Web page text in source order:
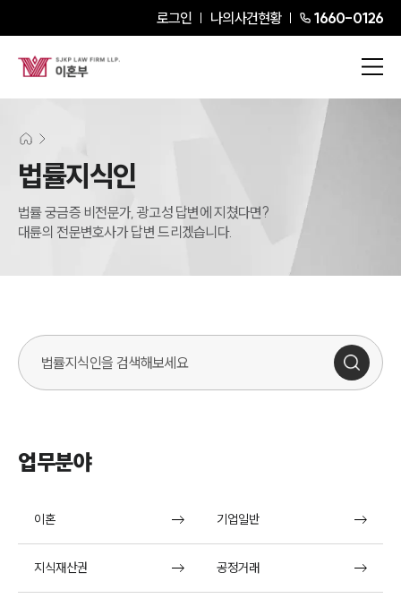
로그인 나의사건현황 1660-0126
법률지식인
법률 궁금증 비전문가, 광고성 답변에 지쳤다면?
대륜의 전문변호사가 답변 드리겠습니다.
법률지식인 검색창
업무분야
이혼 기업일반
지식재산권 공정거래